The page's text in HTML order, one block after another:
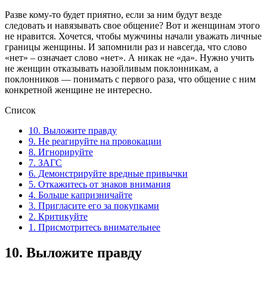
Разве кому-то будет приятно, если за ним будут везде
следовать и навязывать свое общение? Вот и женщинам этого
не нравится. Хочется, чтобы мужчины начали уважать личные
границы женщины. И запомнили раз и навсегда, что слово
«нет» – означает слово «нет». А никак не «да». Нужно учить
не женщин отказывать назойливым поклонникам, а
поклонников — понимать с первого раза, что общение с ним
конкретной женщине не интересно.
Список
10. Выложите правду
9. Не реагируйте на провокации
8. Игнорируйте
7. ЗАГС
6. Демонстрируйте вредные привычки
5. Откажитесь от знаков внимания
4. Больше капризничайте
3. Пригласите его за покупками
2. Критикуйте
1. Присмотритесь внимательнее
10. Выложите правду